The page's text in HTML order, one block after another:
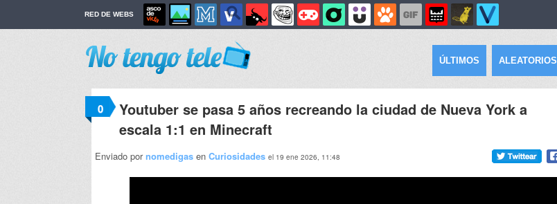
RED DE WEBS
ÚLTIMOS ALEATORIOS
0
Youtuber se pasa 5 años recreando la ciudad de Nueva York a
escala 1:1 en Minecraft
Enviado pornomedigas en Curiosidades el 19 ene 2026, 11:48